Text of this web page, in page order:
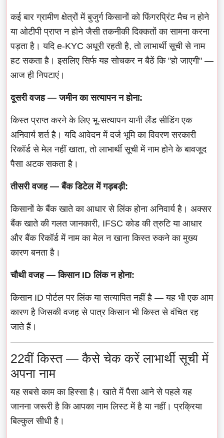
कई बार ग्रामीण क्षेत्रों में बुजुर्ग किसानों को फिंगरप्रिंट मैच न होने
या ओटीपी प्राप्त न होने जैसी तकनीकी दिक्कतों का सामना करना
पड़ता है। यदि e-KYC अधूरी रहती है, तो लाभार्थी सूची से नाम
हट सकता है। इसलिए सिर्फ यह सोचकर न बैठें कि "हो जाएगी" —
आज ही निपटाएं।
दूसरी वजह — जमीन का सत्यापन न होना:
किस्त प्राप्त करने के लिए भू-सत्यापन यानी लैंड सीडिंग एक
अनिवार्य शर्त है। यदि आवेदन में दर्ज भूमि का विवरण सरकारी
रिकॉर्ड से मेल नहीं खाता, तो लाभार्थी सूची में नाम होने के बावजूद
पैसा अटक सकता है।
तीसरी वजह — बैंक डिटेल में गड़बड़ी:
किसानों के बैंक खाते का आधार से लिंक होना अनिवार्य है। अक्सर
बैंक खाते की गलत जानकारी, IFSC कोड की त्रुटि या आधार
और बैंक रिकॉर्ड में नाम का मेल न खाना किस्त रुकने का मुख्य
कारण बनता है।
चौथी वजह — किसान ID लिंक न होना:
किसान ID पोर्टल पर लिंक या सत्यापित नहीं है — यह भी एक आम
कारण है जिसकी वजह से पात्र किसान भी किस्त से वंचित रह
जाते हैं।
22वीं किस्त — कैसे चेक करें लाभार्थी सूची में
अपना नाम
यह सबसे काम का हिस्सा है। खाते में पैसा आने से पहले यह
जानना जरूरी है कि आपका नाम लिस्ट में है या नहीं। प्रक्रिया
बिल्कुल सीधी है।